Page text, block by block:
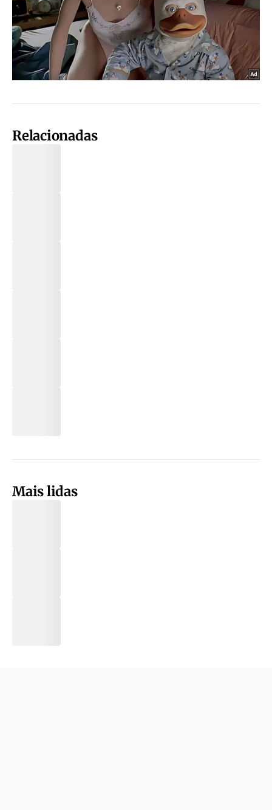
Relacionadas
Mais lidas